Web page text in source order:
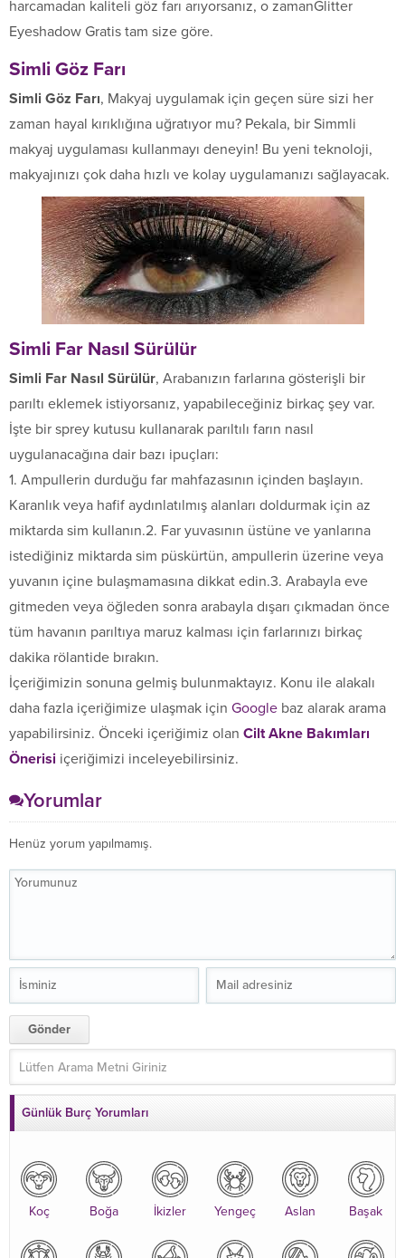
harcamadan kaliteli göz farı arıyorsanız, o zamanGlitter
Eyeshadow Gratis tam size göre.
Simli Göz Farı
Simli Göz Farı, Makyaj uygulamak için geçen süre sizi her
zaman hayal kırıklığına uğratıyor mu? Pekala, bir Simmli
makyaj uygulaması kullanmayı deneyin! Bu yeni teknoloji,
makyajınızı çok daha hızlı ve kolay uygulamanızı sağlayacak.
Simli Far Nasıl Sürülür
Simli Far Nasıl Sürülür, Arabanızın farlarına gösterişli bir
parıltı eklemek istiyorsanız, yapabileceğiniz birkaç şey var.
İşte bir sprey kutusu kullanarak parıltılı farın nasıl
uygulanacağına dair bazı ipuçları:
1. Ampullerin durduğu far mahfazasının içinden başlayın.
Karanlık veya hafif aydınlatılmış alanları doldurmak için az
miktarda sim kullanın.2. Far yuvasının üstüne ve yanlarına
istediğiniz miktarda sim püskürtün, ampullerin üzerine veya
yuvanın içine bulaşmamasına dikkat edin.3. Arabayla eve
gitmeden veya öğleden sonra arabayla dışarı çıkmadan önce
tüm havanın parıltıya maruz kalması için farlarınızı birkaç
dakika rölantide bırakın.
İçeriğimizin sonuna gelmiş bulunmaktayız. Konu ile alakalı
daha fazla içeriğimize ulaşmak için Google baz alarak arama
yapabilirsiniz. Önceki içeriğimiz olan Cilt Akne Bakımları
Önerisi içeriğimizi inceleyebilirsiniz.
Yorumlar
Henüz yorum yapılmamış.
Günlük Burç Yorumları
Koç Boğa İkizler Yengeç Aslan Başak